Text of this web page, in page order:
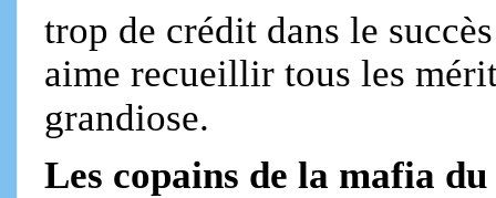
trop de crédit dans le
aime recueillir tous les
grandiose.
Les copains de la mafia